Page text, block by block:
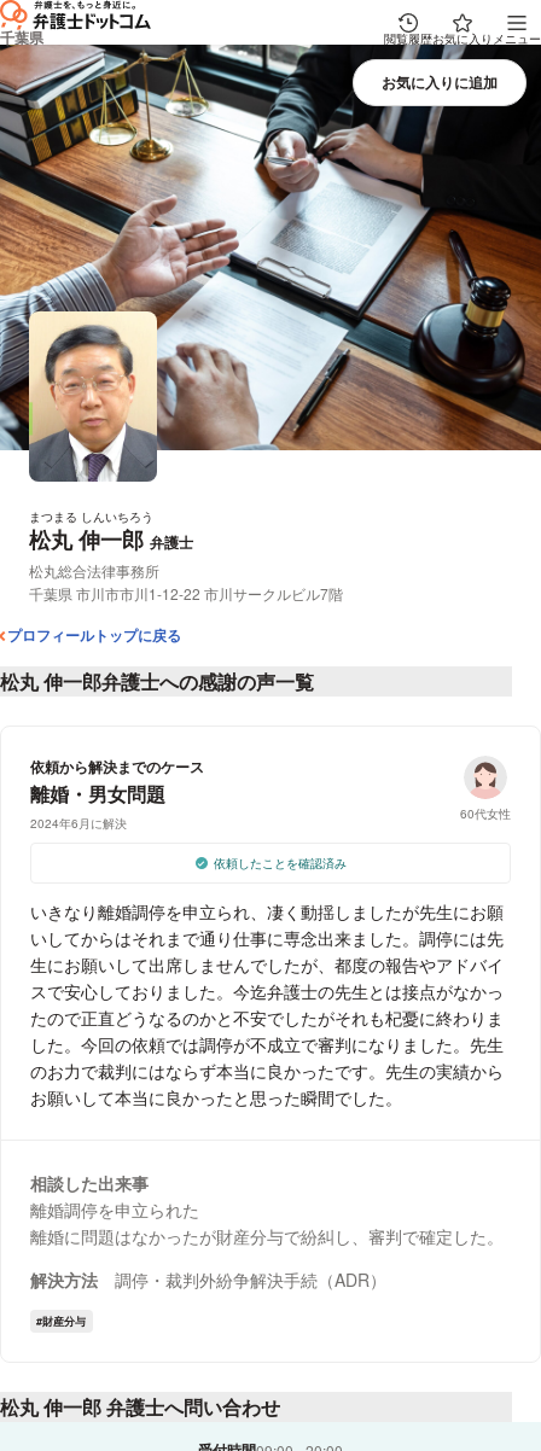
千葉県 閲覧履歴お気に入り メニュー
まつまる しんいちろう
松丸 伸一郎 弁護士
所属事務所：
松丸総合法律事務所
所在地：
千葉県 市川市市川1-12-22 市川サークルビル7階
プロフィールトップに戻る
松丸 伸一郎弁護士への感謝の声一覧
依頼から解決までのケース
離婚・男女問題
2024年6月に解決
60代女性
依頼したことを確認済み
いきなり離婚調停を申立られ、凄く動揺しましたが先生にお願
いしてからはそれまで通り仕事に専念出来ました。調停には先
生にお願いして出席しませんでしたが、都度の報告やアドバイ
スで安心しておりました。今迄弁護士の先生とは接点がなかっ
たので正直どうなるのかと不安でしたがそれも杞憂に終わりま
した。今回の依頼では調停が不成立で審判になりました。先生
のお力で裁判にはならず本当に良かったです。先生の実績から
お願いして本当に良かったと思った瞬間でした。
相談した出来事
離婚調停を申立られた
離婚に問題はなかったが財産分与で紛糾し、審判で確定した。
解決方法
調停・裁判外紛争解決手続（ADR）
財産分与
松丸 伸一郎 弁護士へ問い合わせ